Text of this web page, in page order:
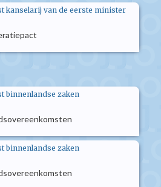
kanselarij van de eerste minister
binnenlandse zaken
binnenlandse zaken